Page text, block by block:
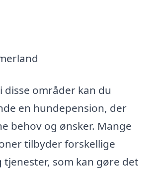
disse områder kan du
en hundepension, der
behov og ønsker. Mange
tilbyder forskellige
som kan gøre det